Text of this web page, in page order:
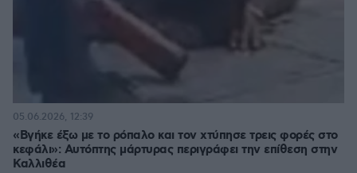
«Βγήκε έξω με το ρόπαλο και τον χτύπησε τρεις φορές στο
κεφάλι»: Αυτόπτης μάρτυρας περιγράφει την επίθεση στην
Καλλιθέα
05.06.2026, 12:39